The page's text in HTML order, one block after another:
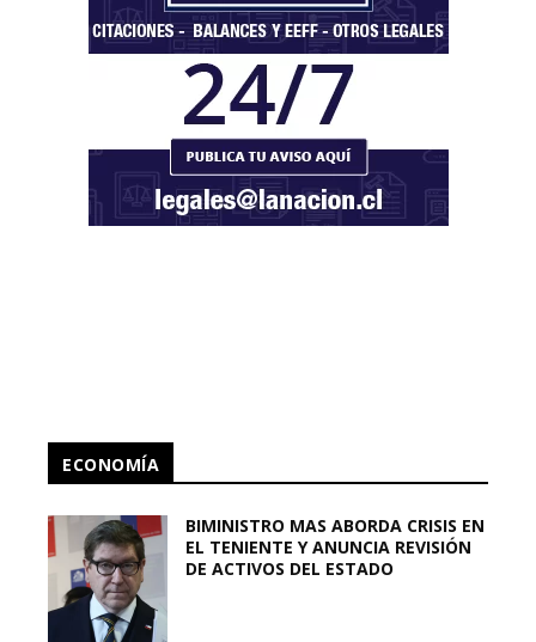
ECONOMÍA
BIMINISTRO MAS ABORDA CRISIS EN
EL TENIENTE Y ANUNCIA REVISIÓN
DE ACTIVOS DEL ESTADO